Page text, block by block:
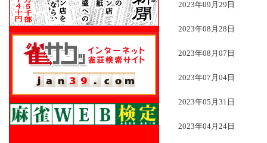
2023年09月29日
2023年08月28日
2023年08月07日
2023年07月04日
2023年05月31日
2023年04月24日